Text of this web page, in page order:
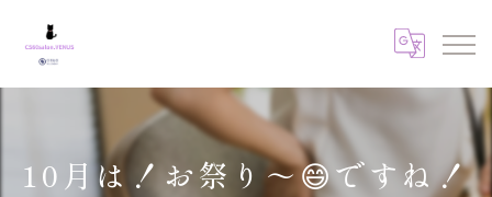
10月は！お祭り～😄ですね！